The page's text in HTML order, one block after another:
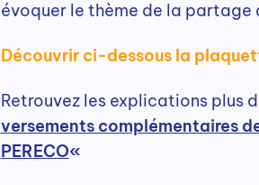
évoquer le thème de la partage
Découvrir ci-dessous la
Retrouvez les explications plus
versements complémentaires de
PERECO«